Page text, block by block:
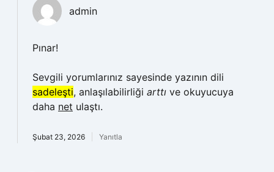
admin
Pınar!
Sevgili yorumlarınız sayesinde yazının dili
sadeleşti, anlaşılabilirliği arttı ve okuyucuya
daha net ulaştı.
Şubat 23, 2026 Yanıtla